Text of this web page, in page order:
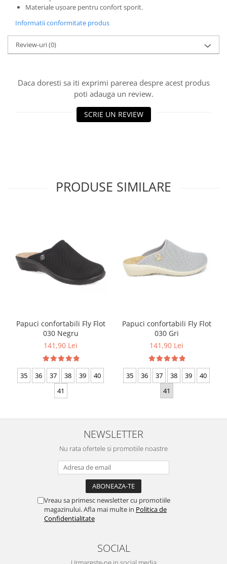
Materiale ușoare pentru confort sporit.
Informatii conformitate produs
Review-uri(0)
Daca doresti sa iti exprimi parerea despre acest produs
poti adauga un review.
SCRIE UN REVIEW
PRODUSE SIMILARE
Papuci confortabili Fly Flot
030 Negru
141,90 Lei
35 36 37 38 39
40
41
Papuci confortabili Fly Flot
030 Gri
141,90 Lei
35 36 37 38 39
40
41
NEWSLETTER
Nu rata ofertele si promotiile noastre
Vreau sa primesc newsletter cu promotiile
magazinului. Afla mai multe in Politica de
Confidentialitate
SOCIAL